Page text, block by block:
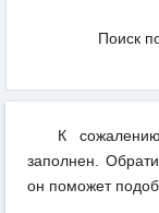
Поиск
К
заполнен.
он поможет